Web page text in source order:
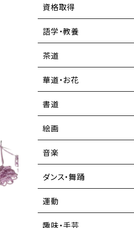
資格取得
語学・教養
茶道
華道・お花
書道
絵画
音楽
ダンス・舞踊
運動
趣味・手芸